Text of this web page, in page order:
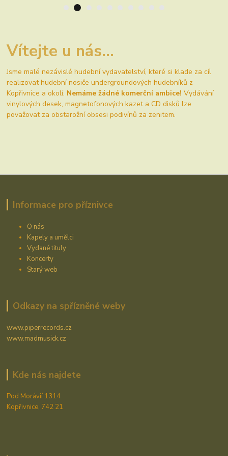
Vítejte u nás...
Jsme malé nezávislé hudební vydavatelství, které si klade za cíl
realizovat hudební nosiče undergroundových hudebníků z
Kopřivnice a okolí. Nemáme žádné komerční ambice! Vydávání
vinylových desek, magnetofonových kazet a CD disků lze
považovat za obstarožní obsesi podivínů za zenitem.
Informace pro příznivce
O nás
Kapely a umělci
Vydané tituly
Koncerty
Starý web
Odkazy na spřízněné weby
www.piperrecords.cz
www.madmusick.cz
Kde nás najdete
Pod Morávií 1314
Kopřivnice, 742 21